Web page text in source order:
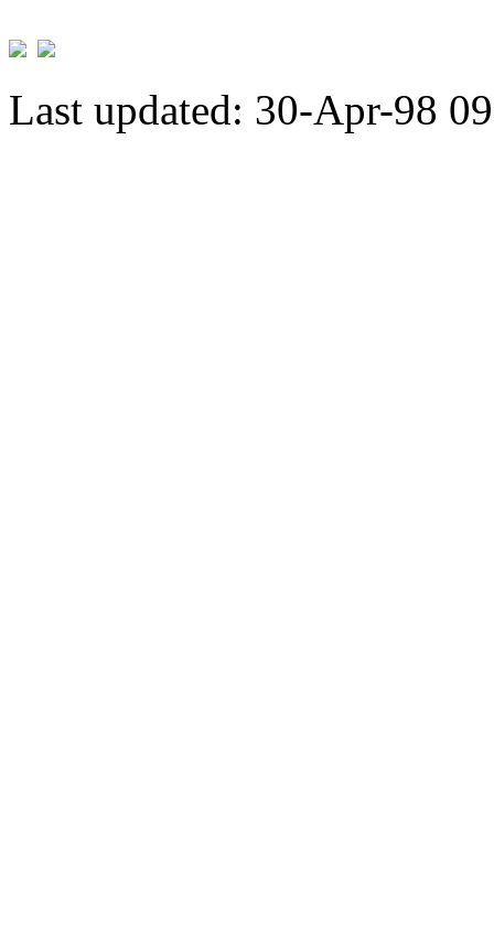
Last updated: 30-Apr-98